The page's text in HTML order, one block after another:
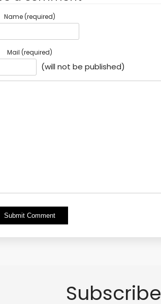
Name (required)
Mail (required)
(will not be published)
Alternative:
Subscribe